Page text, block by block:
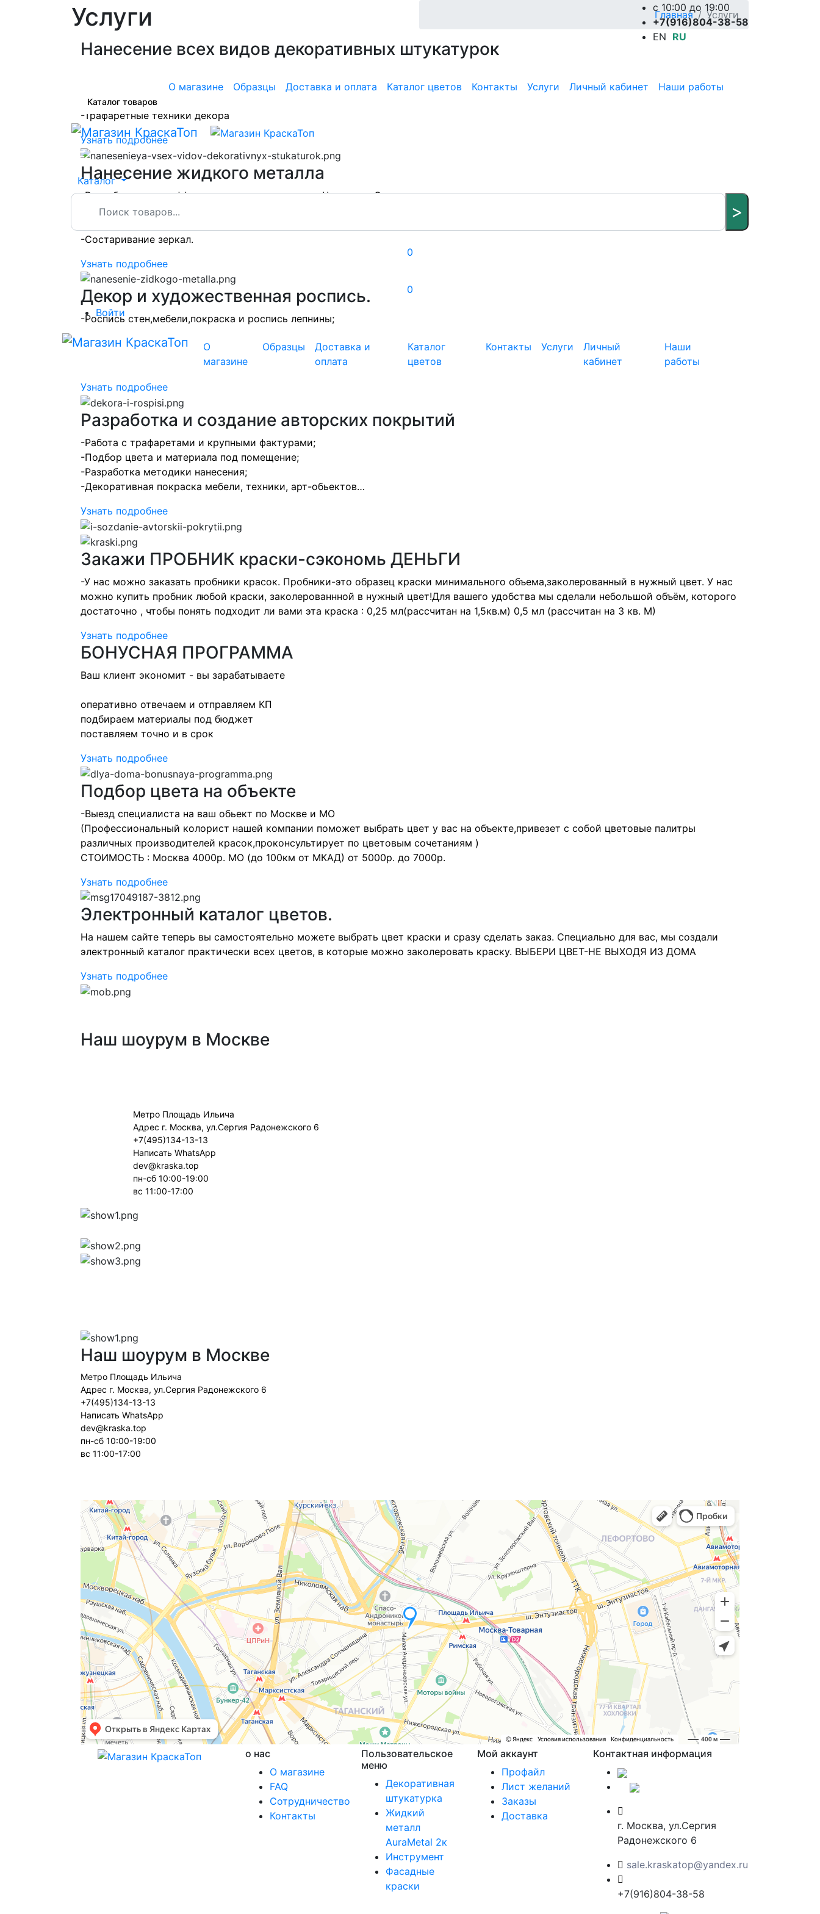
c 10:00 до 19:00
+7(916)804-38-58
EN RU
Каталог товаров
О магазине Образцы Доставка и оплата Каталог цветов Контакты Услуги Личный кабинет Наши работы
☰
Каталог
>
0
0
Войти
О
магазине
Образцы
Доставка и
оплата
Каталог
цветов
Контакты Услуги
Личный
кабинет
Наши
работы
Услуги Главная Услуги
Нанесение всех видов декоративных штукатурок
-Венецианская штукатурка,Микроцемент, Арт-бетон,Травертин;
-Кракелюрные трещины, карта мира, флоки, ржавчина;
-Трафаретные техники декора
Узнать подробнее
Нанесение жидкого металла
-Разработка спец-эффектов на жидком металле; Чернение, Окисление;
-Фактурные металлы;
-Состаривание зеркал.
Узнать подробнее
Декор и художественная роспись.
-Роспись стен,мебели,покраска и роспись лепнины;
-Золочение лепнины;
-Подборка цветового решения.
Узнать подробнее
Разработка и создание авторских покрытий
-Работа с трафаретами и крупными фактурами;
-Подбор цвета и материала под помещение;
-Разработка методики нанесения;
-Декоративная покраска мебели, техники, арт-обьектов…
Узнать подробнее
Закажи ПРОБНИК краски-сэкономь ДЕНЬГИ
-У нас можно заказать пробники красок. Пробники-это образец краски минимального объема,заколерованный в нужный цвет. У нас
можно купить пробник любой краски, заколерованнной в нужный цвет!Для вашего удобства мы сделали небольшой объём, которого
достаточно , чтобы понять подходит ли вами эта краска : 0,25 мл(рассчитан на 1,5кв.м) 0,5 мл (рассчитан на 3 кв. М)
Узнать подробнее
БОНУСНАЯ ПРОГРАММА
Ваш клиент экономит - вы зарабатываете
оперативно отвечаем и отправляем КП
подбираем материалы под бюджет
поставляем точно и в срок
Узнать подробнее
Подбор цвета на объекте
-Выезд специалиста на ваш обьект по Москве и МО
(Профессиональный колорист нашей компании поможет выбрать цвет у вас на объекте,привезет с собой цветовые палитры
различных производителей красок,проконсультирует по цветовым сочетаниям )
СТОИМОСТЬ : Москва 4000р. МО (до 100км от МКАД) от 5000р. до 7000р.
Узнать подробнее
Электронный каталог цветов.
На нашем сайте теперь вы самостоятельно можете выбрать цвет краски и сразу сделать заказ. Специально для вас, мы создали
электронный каталог практически всех цветов, в которые можно заколеровать краску. ВЫБЕРИ ЦВЕТ-НЕ ВЫХОДЯ ИЗ ДОМА
Узнать подробнее
Наш шоурум в Москве
Метро Площадь Ильича
Адрес г. Москва, ул.Сергия Радонежского 6
+7(495)134-13-13
Написать WhatsApp
dev@kraska.top
пн-сб 10:00-19:00
вс 11:00-17:00
Наш шоурум в Москве
Метро Площадь Ильича
Адрес г. Москва, ул.Сергия Радонежского 6
+7(495)134-13-13
Написать WhatsApp
dev@kraska.top
пн-сб 10:00-19:00
вс 11:00-17:00
о нас
О магазине
FAQ
Сотрудничество
Контакты
Пользовательское
меню
Декоративная
штукатурка
Жидкий
металл
AuraMetal 2к
Инструмент
Фасадные
краски
Мой аккаунт
Профайл
Лист желаний
Заказы
Доставка
Контактная информация
г. Москва, ул.Сергия
Радонежского 6
sale.kraskatop@yandex.ru
+7(916)804-38-58